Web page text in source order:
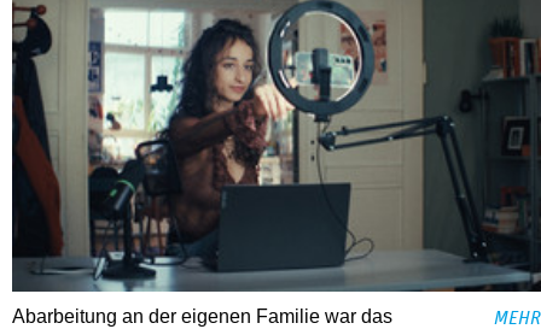
Abarbeitung an der eigenen Familie war das
MEHR